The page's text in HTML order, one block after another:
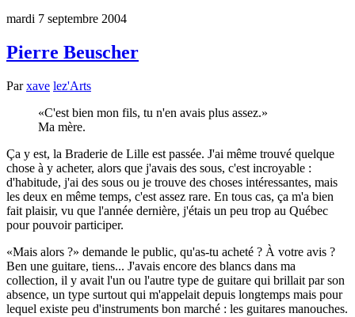
mardi 7 septembre 2004
Pierre Beuscher
Parxave lez'Arts
C'est bien mon fils, tu n'en avais plus assez.
Ma mère.
Ça y est, la Braderie de Lille est passée. J'ai même trouvé quelque
chose à y acheter, alors que j'avais des sous, c'est incroyable :
d'habitude, j'ai des sous ou je trouve des choses intéressantes, mais
les deux en même temps, c'est assez rare. En tous cas, ça m'a bien
fait plaisir, vu que l'année dernière, j'étais un peu trop au Québec
pour pouvoir participer.
Mais alors ?
demande le public, qu'as-tu acheté ? À votre avis ?
Ben une guitare, tiens... J'avais encore des blancs dans ma
collection, il y avait l'un ou l'autre type de guitare qui brillait par son
absence, un type surtout qui m'appelait depuis longtemps mais pour
lequel existe peu d'instruments bon marché : les guitares manouches.